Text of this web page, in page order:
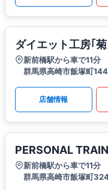
ダイエット工房｢
新前橋駅から車で11分
群馬県高崎市飯塚町
店舗情報
PERSONAL
新前橋駅から車で11分
群馬県高崎市飯塚町